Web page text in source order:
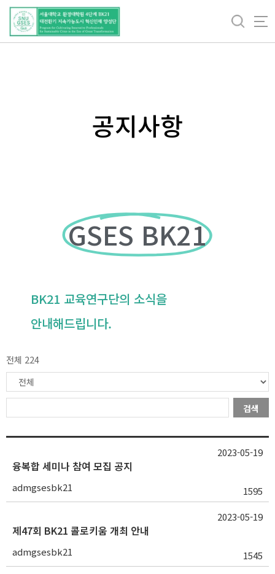
공지사항
GSES BK21
BK21 교육연구단의 소식을
안내해드립니다.
전체 224
검색
융복합 세미나 참여 모집 공지
admgsesbk21 1595
2023-05-19
제47회 BK21 콜로키움 개최 안내
admgsesbk21 1545
2023-05-19